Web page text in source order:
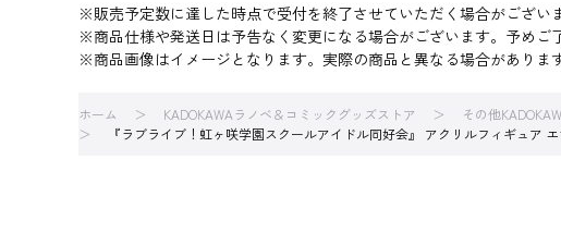
※販売予定数に達した時点で受付を終了させていただく場合がございま
※商品仕様や発送日は予告なく変更になる場合がございます。予めご
※商品画像はイメージとなります。実際の商品と異なる場合があります
ホーム KADOKAWAラノベ＆コミックグッズストア
その他
『ラブライブ！虹ヶ咲学園スクールアイドル同好会』 アクリルフィギュア